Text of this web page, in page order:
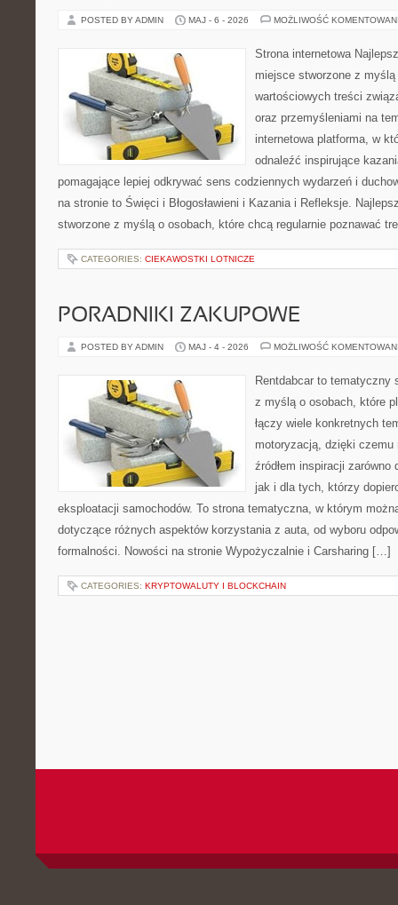
POSTED BY ADMIN MAJ - 6 - 2026 MOŻLIWOŚĆ
Strona internetowa
miejsce stworzone z
wartościowych treści
oraz przemyśleniami na
internetowa platforma, w
odnaleźć inspirujące
pomagające lepiej odkrywać sens codziennych wydarzeń i
na stronie to Święci i Błogosławieni i Kazania i Refleksje.
stworzone z myślą o osobach, które chcą regularnie poznawać
CATEGORIES: CIEKAWOSTKI LOTNICZE
PORADNIKI ZAKUPOWE
POSTED BY ADMIN MAJ - 4 - 2026 MOŻLIWOŚĆ
Rentdabcar to tematyczny
z myślą o osobach, które
łączy wiele konkretnych
motoryzacją, dzięki
źródłem inspiracji zarówno
jak i dla tych, którzy
eksploatacji samochodów. To strona tematyczna, w którym
dotyczące różnych aspektów korzystania z auta, od wyboru
formalności. Nowości na stronie Wypożyczalnie i Carsharing […]
CATEGORIES: KRYPTOWALUTY I BLOCKCHAIN